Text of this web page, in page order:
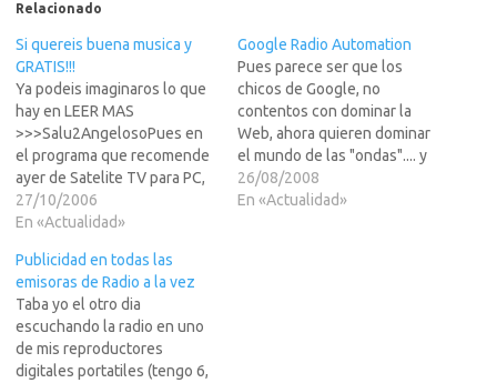
Relacionado
Si quereis buena musica y
GRATIS!!!
Ya podeis imaginaros lo que
hay en LEER MAS
>>>Salu2AngelosoPues en
el programa que recomende
ayer de Satelite TV para PC,
lleva unas 3000+ emisoras
predefinidas entre TV y
que probe hay una serie de
emisoras que emiten a 128
kbits (un mp3 de…
27/10/2006
En «Actualidad»
Google Radio Automation
Pues parece ser que los
chicos de Google, no
contentos con dominar la
Web, ahora quieren dominar
el mundo de las "ondas".... y
pongo ondas entre comillas
pues lo que quiero decir es
26/08/2008
En «Actualidad»
Publicidad en todas las
emisoras de Radio a la vez
Taba yo el otro dia
escuchando la radio en uno
de mis reproductores
digitales portatiles (tengo 6,